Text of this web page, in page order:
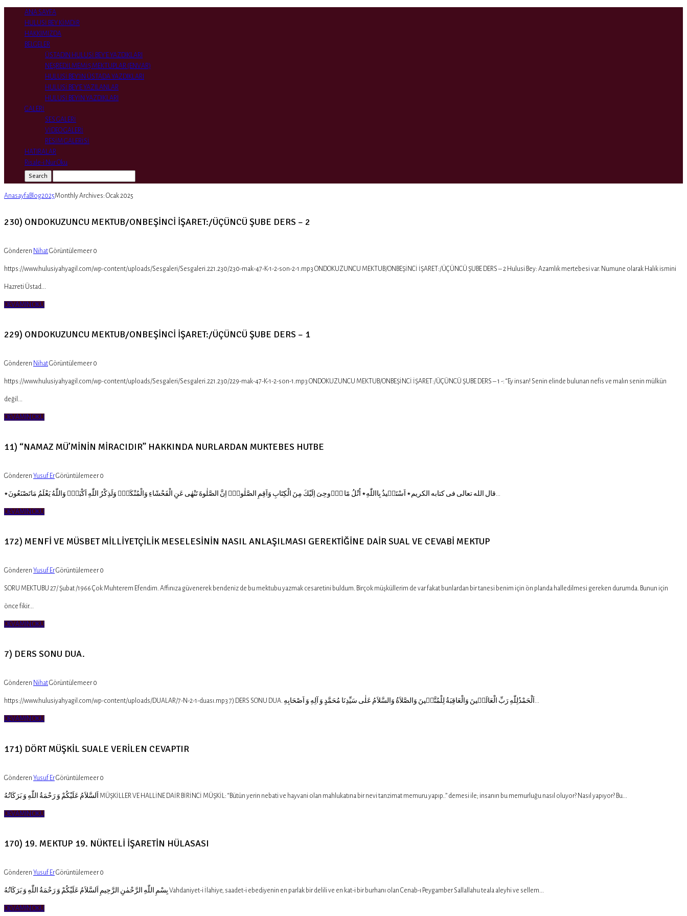
ANA SAYFA
HULUSİ BEY KİMDİR
HAKKIMIZDA
BELGELER
ÜSTADIN HULUSİ BEY’E YAZDIKLARI
NEŞREDİLMEMİŞ MEKTUPLAR (ENVAR)
HULUSİ BEY’İN ÜSTADA YAZDIKLARI
HULUSİ BEY’E YAZILANLAR
HULUSİ BEYİN YAZDIKLARI
GALERİ
SES GALERİ
VİDEO GALERİ
RESİM GALERİSİ
HATIRALAR
Risale-i Nur Oku
Search
AnasayfaBlog2025Monthly Archives: Ocak 2025
230) ONDOKUZUNCU MEKTUB/ONBEŞİNCİ İŞARET:/ÜÇÜNCÜ ŞUBE DERS – 2
Gönderen NihatGörüntülemeer0
https://www.hulusiyahyagil.com/wp-content/uploads/Sesgaleri/Sesgaleri.221.230/230-mak-47-K-1-2-son-2-1.mp3 ONDOKUZUNCU MEKTUB/ONBEŞİNCİ İŞARET:/ÜÇÜNCÜ ŞUBE DERS – 2 Hulusi Bey: Azamlık mertebesi var. Numune olarak Halık ismini
Hazreti Üstad...
DEVAMIN OKU
229) ONDOKUZUNCU MEKTUB/ONBEŞİNCİ İŞARET:/ÜÇÜNCÜ ŞUBE DERS – 1
Gönderen NihatGörüntülemeer0
https://www.hulusiyahyagil.com/wp-content/uploads/Sesgaleri/Sesgaleri.221.230/229-mak-47-K-1-2-son-1.mp3 ONDOKUZUNCU MEKTUB/ONBEŞİNCİ İŞARET:/ÜÇÜNCÜ ŞUBE DERS – 1 -: “Ey insan! Senin elinde bulunan nefis ve malın senin mülkün
değil...
DEVAMIN OKU
11) “NAMAZ MÜ’MİNİN MİRACIDIR” HAKKINDA NURLARDAN MUKTEBES HUTBE
Gönderen Yusuf ErGörüntülemeer0
قال الله تعالى فى كتابه الكريم٭ اَسْتَع۪يذُ بِااللّٰهِ٭ اُتْلُ مَٓا اُ۫وحِىَ اِلَيْكَ مِنَ الْكِتَابِ وَاَقِمِ الصَّلٰوةَۜ اِنَّ الصَّلٰوةَ تَنْهٰى عَنِ الْفَحْشَٓاءِ وَالْمُنْكَرِۜ وَلَذِكْرُ اللّٰهِ اَكْبَرُۜ وَاللّٰهُ يَعْلَمُ مَاتَصْنَعُونَ٭...
DEVAMIN OKU
172) MENFİ VE MÜSBET MİLLİYETÇİLİK MESELESİNİN NASIL ANLAŞILMASI GEREKTİĞİNE DAİR SUAL VE CEVABİ MEKTUP
Gönderen Yusuf ErGörüntülemeer0
SORU MEKTUBU 27/ Şubat /1966 Çok Muhterem Efendim. Affınıza güvenerek bendeniz de bu mektubu yazmak cesaretini buldum. Birçok müşküllerim de var fakat bunlardan bir tanesi benim için ön planda halledilmesi gereken durumda. Bunun için
önce fikir...
DEVAMIN OKU
7) DERS SONU DUA.
Gönderen NihatGörüntülemeer0
https://www.hulusiyahyagil.com/wp-content/uploads/DUALAR/7-N-2-1-duası.mp3 7) DERS SONU DUA. اَلْحَمْدُلِلّٰهِ رَبِّ الْعَالَم۪ينَ وَالْعَاقِبَةُ لِلْمُتَّق۪ينَ وَالصَّلاَةُ وَالسَّلاَمُ عَلٰى سَيِّدِنَا مُحَمَّدٍ وَ آلِهِ وَ اَصْحَابِهِ...
DEVAMIN OKU
171) DÖRT MÜŞKİL SUALE VERİLEN CEVAPTIR
Gönderen Yusuf ErGörüntülemeer0
اَلسَّلاَمُ عَلَيْكُمْ وَ رَحْمَةُ اللّٰهِ وَ بَرَكَاتُهُ MÜŞKİLLER VE HALLİNE DAİR BİRİNCİ MÜŞKİL: “Bütün yerin nebati ve hayvani olan mahlukatına bir nevi tanzimat memuru yapıp..” demesi ile; insanın bu memurluğu nasıl oluyor? Nasıl yapıyor? Bu...
DEVAMIN OKU
170) 19. MEKTUP 19. NÜKTELİ İŞARETİN HÜLASASI
Gönderen Yusuf ErGörüntülemeer0
بِسْمِ اللّٰهِ الرَّحْمٰنِ الرَّحِيمِ اَلسَّلاَمُ عَلَيْكُمْ وَ رَحْمَةُ اللّٰهِ وَ بَرَكَاتُهُ Vahdaniyet-i İlahiye, saadet-i ebediyenin en parlak bir delili ve en kat-i bir burhanı olan Cenab-ı Peygamber Sallallahu teala aleyhi ve sellem...
DEVAMIN OKU